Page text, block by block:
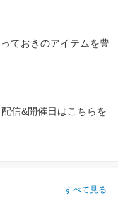
ておきのアイテムを豊
信&開催日はこちらを
すべて見る